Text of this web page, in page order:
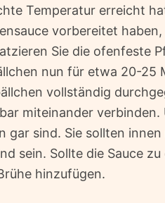
Temperatur erreicht
vorbereitet
Sie die ofenfeste
nun für etwa 20-25
vollständig
miteinander verbinden.
gar sind. Sie sollten
sein. Sollte die Sauce
hinzufügen.